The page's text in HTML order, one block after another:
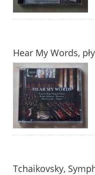
Hear My Words,
Tchaikovsky,